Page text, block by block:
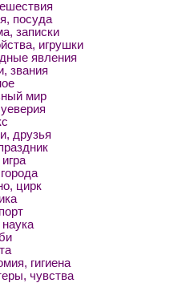
посуда
записки
игрушки
явления
звания
мир
друзья
цирк
гигиена
чувства